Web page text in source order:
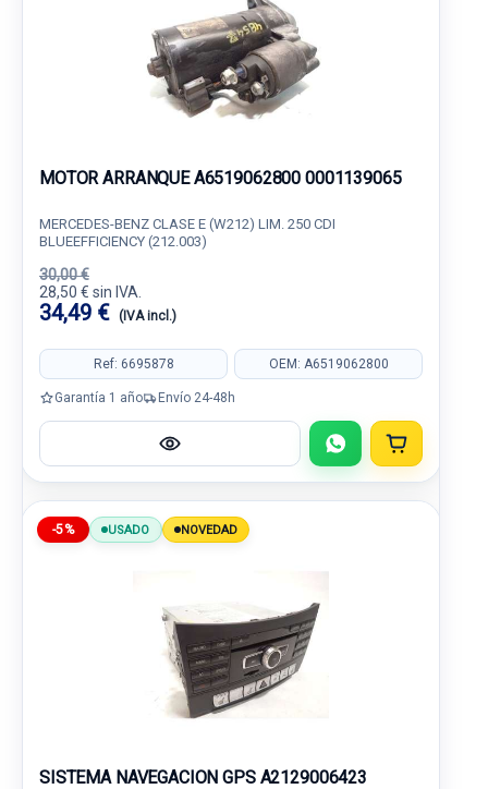
MOTOR ARRANQUE A6519062800 0001139065
MERCEDES-BENZ CLASE E (W212) LIM. 250 CDI
BLUEEFFICIENCY (212.003)
30,00 €
28,50 € sin IVA.
34,49 € (IVA incl.)
Ref: 6695878 OEM: A6519062800
Garantía 1 año Envío 24-48h
-5% USADO NOVEDAD
SISTEMA NAVEGACION GPS A2129006423